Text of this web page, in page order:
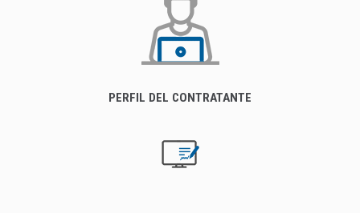
PERFIL DEL CONTRATANTE